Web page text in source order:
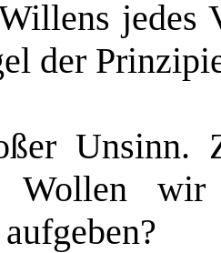
jedes
der
Unsinn.
Wollen wir